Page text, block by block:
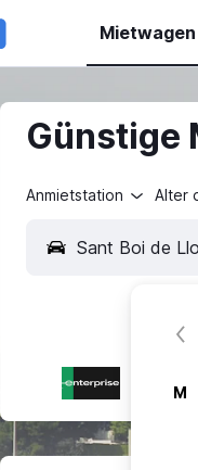
Günstige
Anmietstation Alter
M